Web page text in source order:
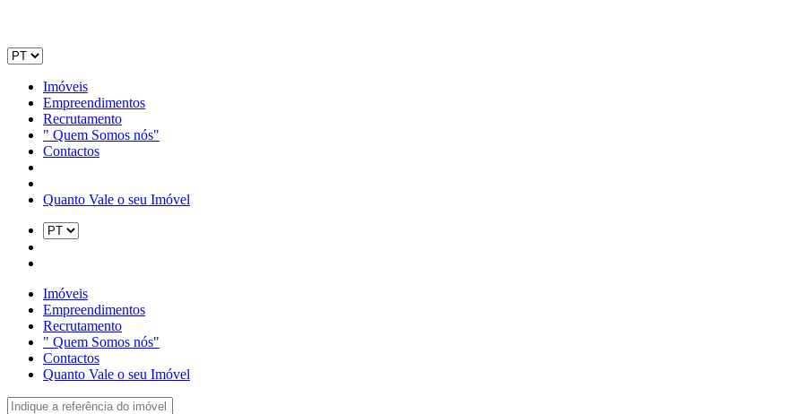
Imóveis
Empreendimentos
Recrutamento
" Quem Somos nós"
Contactos
Quanto Vale o seu Imóvel
Imóveis
Empreendimentos
Recrutamento
" Quem Somos nós"
Contactos
Quanto Vale o seu Imóvel